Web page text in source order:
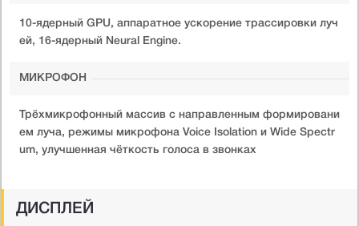
10-ядерный GPU, аппаратное ускорение трассировки луч
ей, 16-ядерный Neural Engine.
МИКРОФОН
Трёхмикрофонный массив с направленным формировани
ем луча, режимы микрофона Voice Isolation и Wide Spectr
um, улучшенная чёткость голоса в звонках
ДИСПЛЕЙ